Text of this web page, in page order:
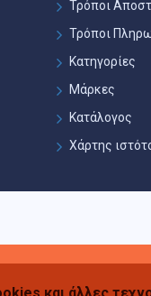
Τρόποι
Τρόποι
Κατηγορίες
Μάρκες
Κατάλογος
Χάρτης